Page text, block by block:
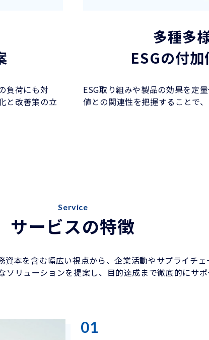
負荷にも対
と改善策の立
多種多
ESGの付
ESG取り組みや製品の効果を定
値との関連性を把握することで
Service
サービスの特徴
本を含む幅広い視点から、企業活動やサプライチェ
リューションを提案し、目的達成まで徹底的にサポ
01